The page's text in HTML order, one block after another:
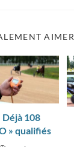
AIMER
Déjà 108
» qualifiés